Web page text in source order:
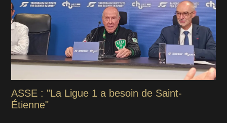
ASSE : "La Ligue 1 a besoin de Saint-
Étienne"